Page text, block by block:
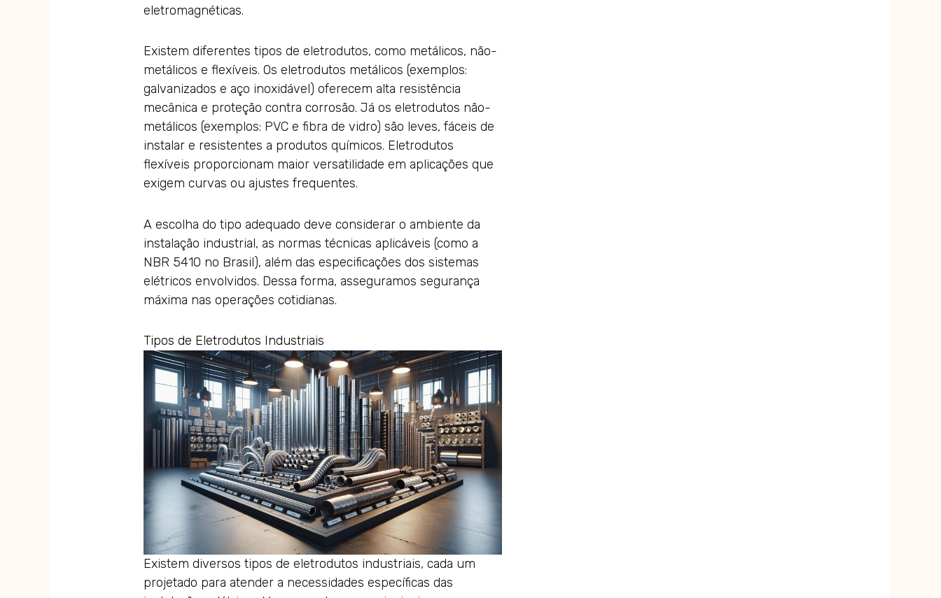
eletromagnéticas.
Existem diferentes tipos de eletrodutos, como metálicos, não-
metálicos e flexíveis. Os eletrodutos metálicos (exemplos:
galvanizados e aço inoxidável) oferecem alta resistência
mecânica e proteção contra corrosão. Já os eletrodutos não-
metálicos (exemplos: PVC e fibra de vidro) são leves, fáceis de
instalar e resistentes a produtos químicos. Eletrodutos
flexíveis proporcionam maior versatilidade em aplicações que
exigem curvas ou ajustes frequentes.
A escolha do tipo adequado deve considerar o ambiente da
instalação industrial, as normas técnicas aplicáveis (como a
NBR 5410 no Brasil), além das especificações dos sistemas
elétricos envolvidos. Dessa forma, asseguramos segurança
máxima nas operações cotidianas.
Tipos de Eletrodutos Industriais
Existem diversos tipos de eletrodutos industriais, cada um
projetado para atender a necessidades específicas das